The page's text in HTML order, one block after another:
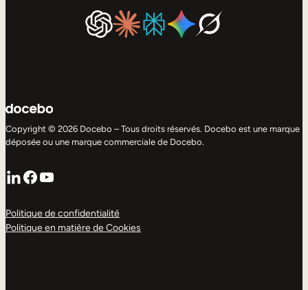
Copyright © 2026 Docebo – Tous droits réservés. Docebo est une marque
déposée ou une marque commerciale de Docebo.
LinkedIn
Facebook
YouTube
Politique de confidentialité
Politique en matière de Cookies